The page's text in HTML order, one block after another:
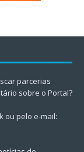
parcerias
sobre o Portal?
ou pelo e-mail: